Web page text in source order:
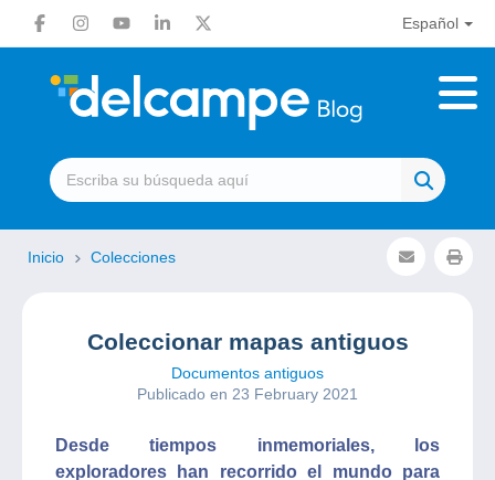
Español
Inicio Colecciones
Coleccionar mapas antiguos
Documentos antiguos
Publicado en 23 February 2021
Desde tiempos inmemoriales, los
exploradores han recorrido el mundo para